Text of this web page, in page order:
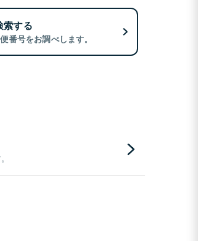
索する
番号をお調べします。